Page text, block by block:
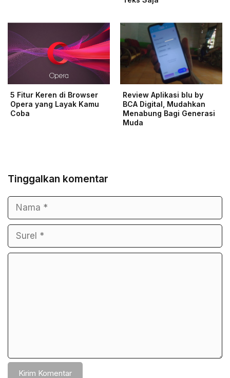
5 Fitur Keren di Browser
Opera yang Layak Kamu
Coba
Review Aplikasi blu by
BCA Digital, Mudahkan
Menabung Bagi Generasi
Muda
Tinggalkan komentar
Nama
Surel
Komentar